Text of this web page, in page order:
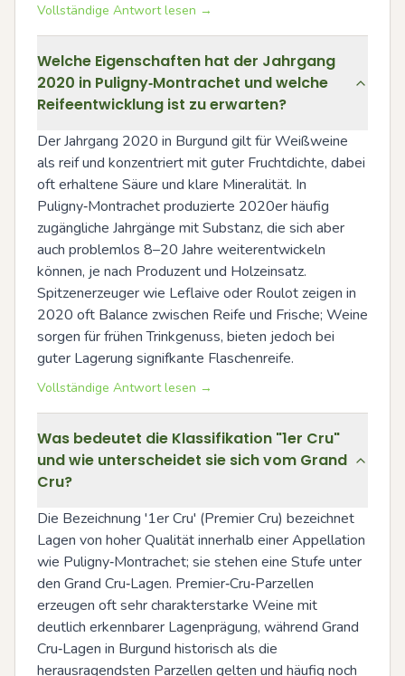
Vollständige Antwort lesen →
Welche Eigenschaften hat der Jahrgang
2020 in Puligny‑Montrachet und welche
Reifeentwicklung ist zu erwarten?
Der Jahrgang 2020 in Burgund gilt für Weißweine
als reif und konzentriert mit guter Fruchtdichte, dabei
oft erhaltene Säure und klare Mineralität. In
Puligny‑Montrachet produzierte 2020er häufig
zugängliche Jahrgänge mit Substanz, die sich aber
auch problemlos 8–20 Jahre weiterentwickeln
können, je nach Produzent und Holzeinsatz.
Spitzenerzeuger wie Leflaive oder Roulot zeigen in
2020 oft Balance zwischen Reife und Frische; Weine
sorgen für frühen Trinkgenuss, bieten jedoch bei
guter Lagerung signifkante Flaschenreife.
Vollständige Antwort lesen →
Was bedeutet die Klassifikation "1er Cru"
und wie unterscheidet sie sich vom Grand
Cru?
Die Bezeichnung '1er Cru' (Premier Cru) bezeichnet
Lagen von hoher Qualität innerhalb einer Appellation
wie Puligny‑Montrachet; sie stehen eine Stufe unter
den Grand Cru‑Lagen. Premier‑Cru‑Parzellen
erzeugen oft sehr charakterstarke Weine mit
deutlich erkennbarer Lagenprägung, während Grand
Cru‑Lagen in Burgund historisch als die
herausragendsten Parzellen gelten und häufig noch